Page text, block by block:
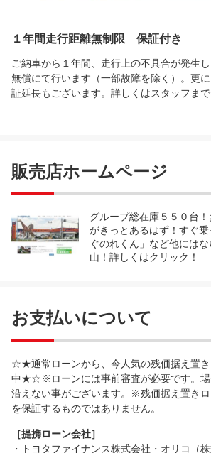
１年間走行距離無制限 保証付き
ご納車から１年間、走行上の不具合が発生
無償にて行います（一部故障を除く）。更
証延長もございます。詳しくはスタッフまで
販売店ホームページ
グループ総在庫５５０台
がきっとあるはず！すぐ
ぐのれくん」など他には
山！詳しくはクリック！
お支払いについて
☆★通常ローンから、今人気の残価据え置
中★☆※ローンには事前審査が必要です。場
沿えない事がございます。※残価据え置き
を保証するものではありません。
［提携ローン会社］
・トヨタファイナンス株式会社・オリコ（